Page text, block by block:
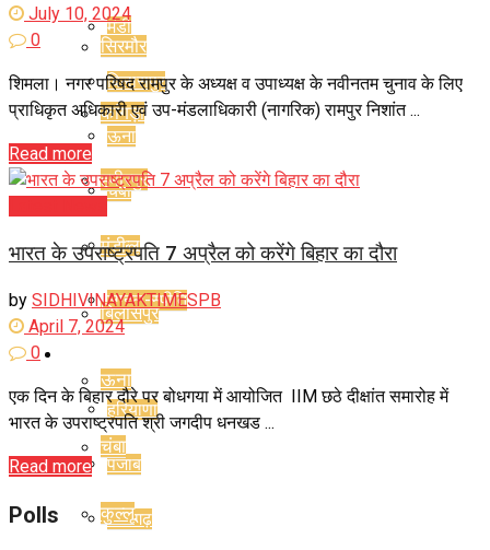
मंडी
बिलासपुर
ऊना
चंबा
कुल्लू
लाहुल-स्पीति
हरियाणा
पंजाब
चंडीगढ़
सिरमौर
कांगड़ा
हमीरपुर
मंडी
बिलासपुर
ऊना
चंबा
कुल्लू
July 10, 2024
0
शिमला। नगर परिषद रामपुर के अध्यक्ष व उपाध्यक्ष के नवीनतम चुनाव के लिए
प्राधिकृत अधिकारी एवं उप-मंडलाधिकारी (नागरिक) रामपुर निशांत ...
Read more
भारत के उपराष्ट्रपति 7 अप्रैल को करेंगे बिहार का दौरा
by SIDHIVINAYAKTIMESPB
April 7, 2024
0
एक दिन के बिहार दौरे पर बोधगया में आयोजित IIM छठे दीक्षांत समारोह में
भारत के उपराष्ट्रपति श्री जगदीप धनखड ...
Read more
Polls